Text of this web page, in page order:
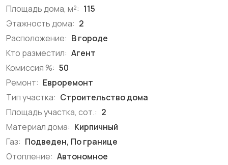
Площадь дома, м²: 115
Этажность дома: 2
Расположение: В городе
Кто разместил: Агент
Комиссия %: 50
Ремонт: Евроремонт
Тип участка: Строительство дома
Площадь участка, сот.: 2
Материал дома: Кирпичный
Газ: Подведен, По границе
Отопление: Автономное